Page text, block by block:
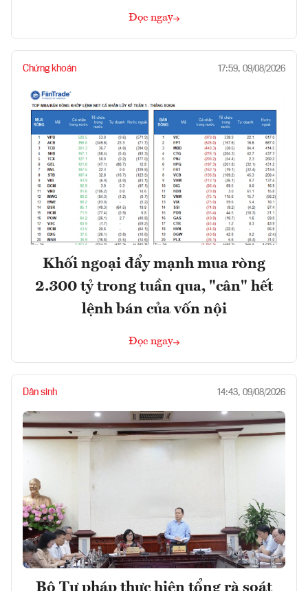
Đọc ngay
Chứng khoán 17:59, 09/08/2026
Khối ngoại đẩy mạnh mua ròng
2.300 tỷ trong tuần qua, "cân" hết
lệnh bán của vốn nội
Đọc ngay
Dân sinh 14:43, 09/08/2026
Bộ Tư pháp thực hiện tổng rà soát